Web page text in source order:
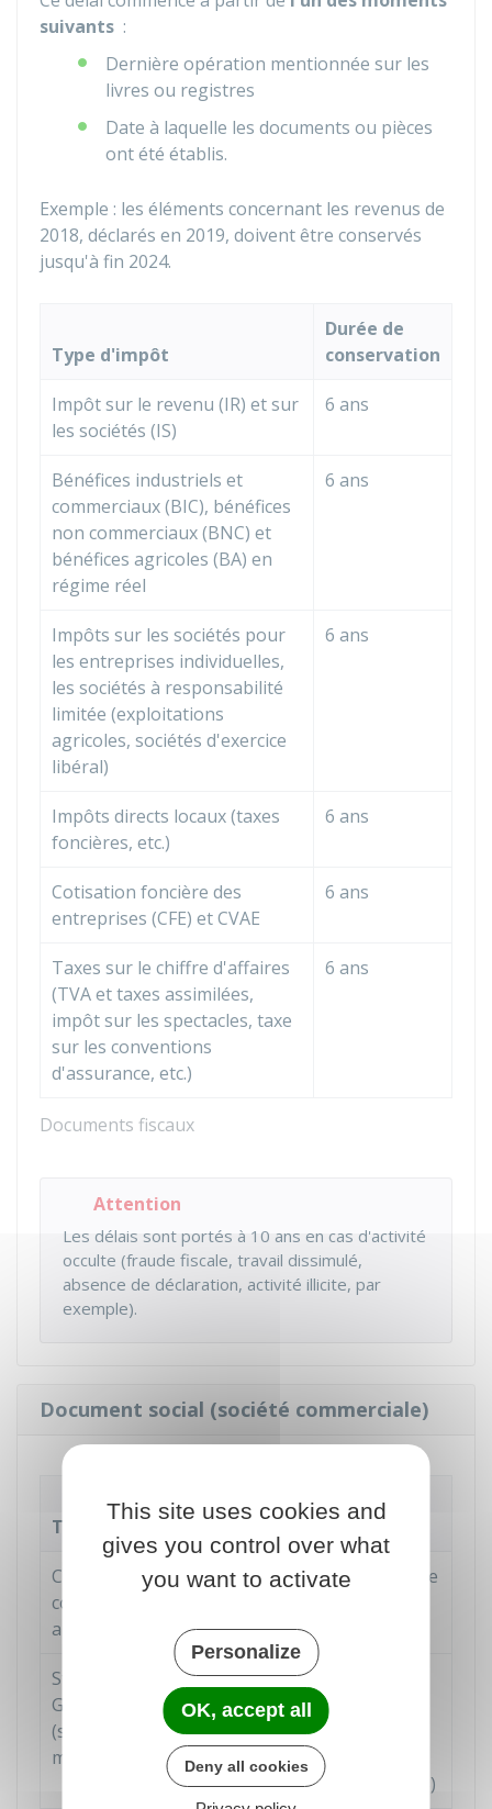
suivants :
Dernière opération mentionnée sur les
livres ou registres
Date à laquelle les documents ou pièces
ont été établis.
Exemple : les éléments concernant les revenus de
2018, déclarés en 2019, doivent être conservés
jusqu'à fin 2024.
Documents fiscaux
Type d'impôt
Durée de
conservation
Impôt sur le revenu (IR) et sur
les sociétés (IS)
6 ans
Bénéfices industriels et
commerciaux (BIC), bénéfices
non commerciaux (BNC) et
bénéfices agricoles (BA) en
régime réel
6 ans
Impôts sur les sociétés pour
les entreprises individuelles,
les sociétés à responsabilité
limitée (exploitations
agricoles, sociétés d'exercice
libéral)
6 ans
Impôts directs locaux (taxes
foncières, etc.)
6 ans
Cotisation foncière des
entreprises (CFE) etCVAE
6 ans
Taxes sur le chiffre d'affaires
(TVAet taxes assimilées,
impôt sur les spectacles, taxe
sur les conventions
d'assurance, etc.)
6 ans
Attention
Les délais sont portés à 10 ans en cas d'activité
occulte (fraude fiscale, travail dissimulé,
absence de déclaration, activité illicite, par
exemple).
Document social (société commerciale)
Type de document
Durée de
conservation
Comptes annuels (bilan,
compte de résultat,
annexe...)
10 ans à partir de
l'exercice
Statuts d'une société, d'un
GIE
ou d'une association
(si nécessaire, pièce
modificative de statuts)
5 ans à partir de
la perte de
personnalité
morale (ou
radiation du
)
This site uses cookies and
gives you control over what
you want to activate
Personalize
OK, accept all
Deny all cookies